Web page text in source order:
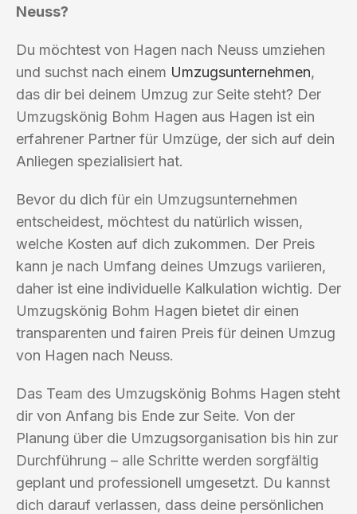
Neuss?
Du möchtest von Hagen nach Neuss umziehen
und suchst nach einem Umzugsunternehmen,
das dir bei deinem Umzug zur Seite steht? Der
Umzugskönig Bohm Hagen aus Hagen ist ein
erfahrener Partner für Umzüge, der sich auf dein
Anliegen spezialisiert hat.
Bevor du dich für ein Umzugsunternehmen
entscheidest, möchtest du natürlich wissen,
welche Kosten auf dich zukommen. Der Preis
kann je nach Umfang deines Umzugs variieren,
daher ist eine individuelle Kalkulation wichtig. Der
Umzugskönig Bohm Hagen bietet dir einen
transparenten und fairen Preis für deinen Umzug
von Hagen nach Neuss.
Das Team des Umzugskönig Bohms Hagen steht
dir von Anfang bis Ende zur Seite. Von der
Planung über die Umzugsorganisation bis hin zur
Durchführung – alle Schritte werden sorgfältig
geplant und professionell umgesetzt. Du kannst
dich darauf verlassen, dass deine persönlichen